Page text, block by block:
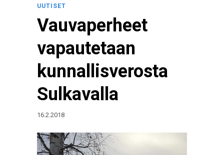
UUTISET
Vauvaperheet
vapautetaan
kunnallisverosta
Sulkavalla
16.2.2018